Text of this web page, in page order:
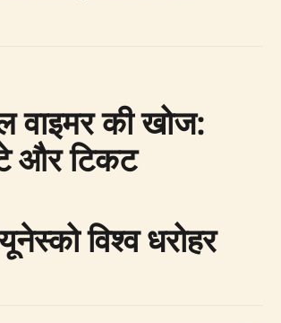
वाइमर की खोज:
और टिकट
विश्व धरोहर